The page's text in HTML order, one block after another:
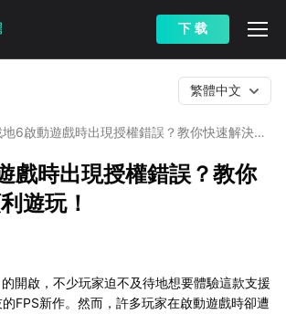
下 载
地6啟動遊戲時出現授權錯誤？教你快速解決順
繁體中文
戲時出現授權錯誤？教你
遊玩！
開啟，不少玩家迫不及待地想要體驗這款支援
FPS新作。然而，許多玩家在啟動遊戲時卻遭